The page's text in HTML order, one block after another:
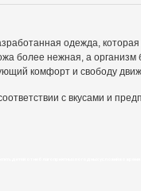
одежда,
более нежная, а
комфорт и свободу
с вкусами и